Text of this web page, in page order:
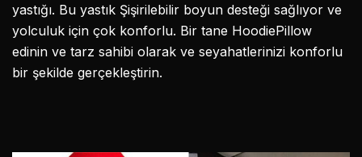
yastığı. Bu yastık Şişirilebilir boyun desteği sağlıyor ve
yolculuk için çok konforlu. Bir tane HoodiePillow
edinin ve tarz sahibi olarak ve seyahatlerinizi konforlu
bir şekilde gerçekleştirin.